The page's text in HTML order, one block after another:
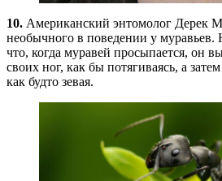
10. Американский энтомолог Дерек
необычного в поведении у муравьев.
что, когда муравей просыпается, он
своих ног, как бы потягиваясь, а
как будто зевая.